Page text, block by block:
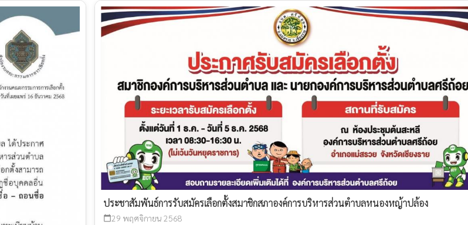
ประชาสัมพันธ์การรับสมัครเลือกตั้งสมาชิกสภาองค์การบริหารส่วนตำบลหนองหญ้าปล้อง
calendar_today29 พฤศจิกายน 2568